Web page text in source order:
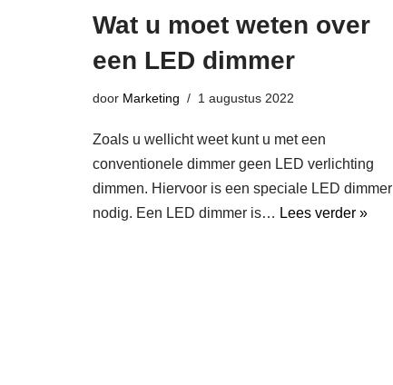
Wat u moet weten over
een LED dimmer
door Marketing 1 augustus 2022
Zoals u wellicht weet kunt u met een
conventionele dimmer geen LED verlichting
dimmen. Hiervoor is een speciale LED dimmer
nodig. Een LED dimmer is… Lees verder »